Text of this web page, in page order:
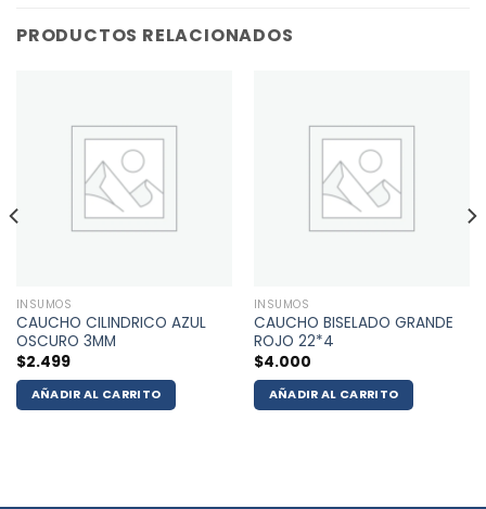
PRODUCTOS RELACIONADOS
INSUMOS
CAUCHO CILINDRICO AZUL
OSCURO 3MM
$2.499
AÑADIR AL CARRITO
INSUMOS
CAUCHO BISELADO GRANDE
ROJO 22*4
$4.000
AÑADIR AL CARRITO